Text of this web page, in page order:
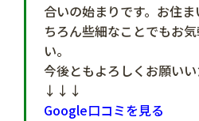
合いの始まりです。お住
ちろん些細なことでもお
い。
今後ともよろしくお願いい
↓↓↓
Google口コミを見る